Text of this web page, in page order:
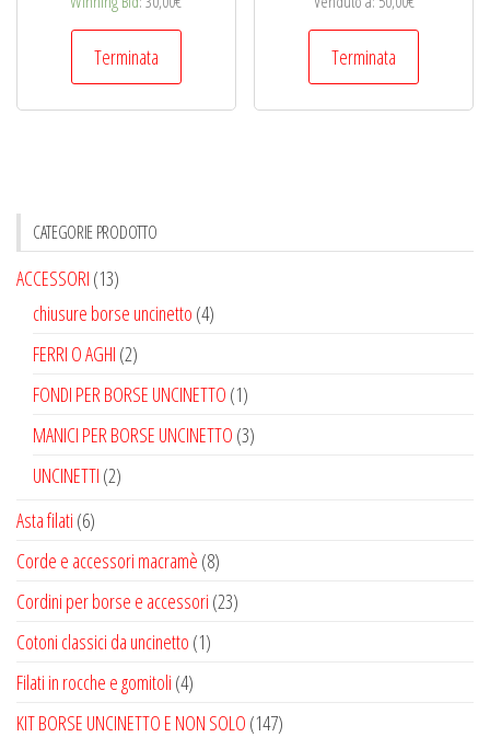
Terminata Terminata
CATEGORIE PRODOTTO
ACCESSORI (13)
chiusure borse uncinetto (4)
FERRI O AGHI (2)
FONDI PER BORSE UNCINETTO (1)
MANICI PER BORSE UNCINETTO (3)
UNCINETTI (2)
Asta filati (6)
Corde e accessori macramè (8)
Cordini per borse e accessori (23)
Cotoni classici da uncinetto (1)
Filati in rocche e gomitoli (4)
KIT BORSE UNCINETTO E NON SOLO (147)